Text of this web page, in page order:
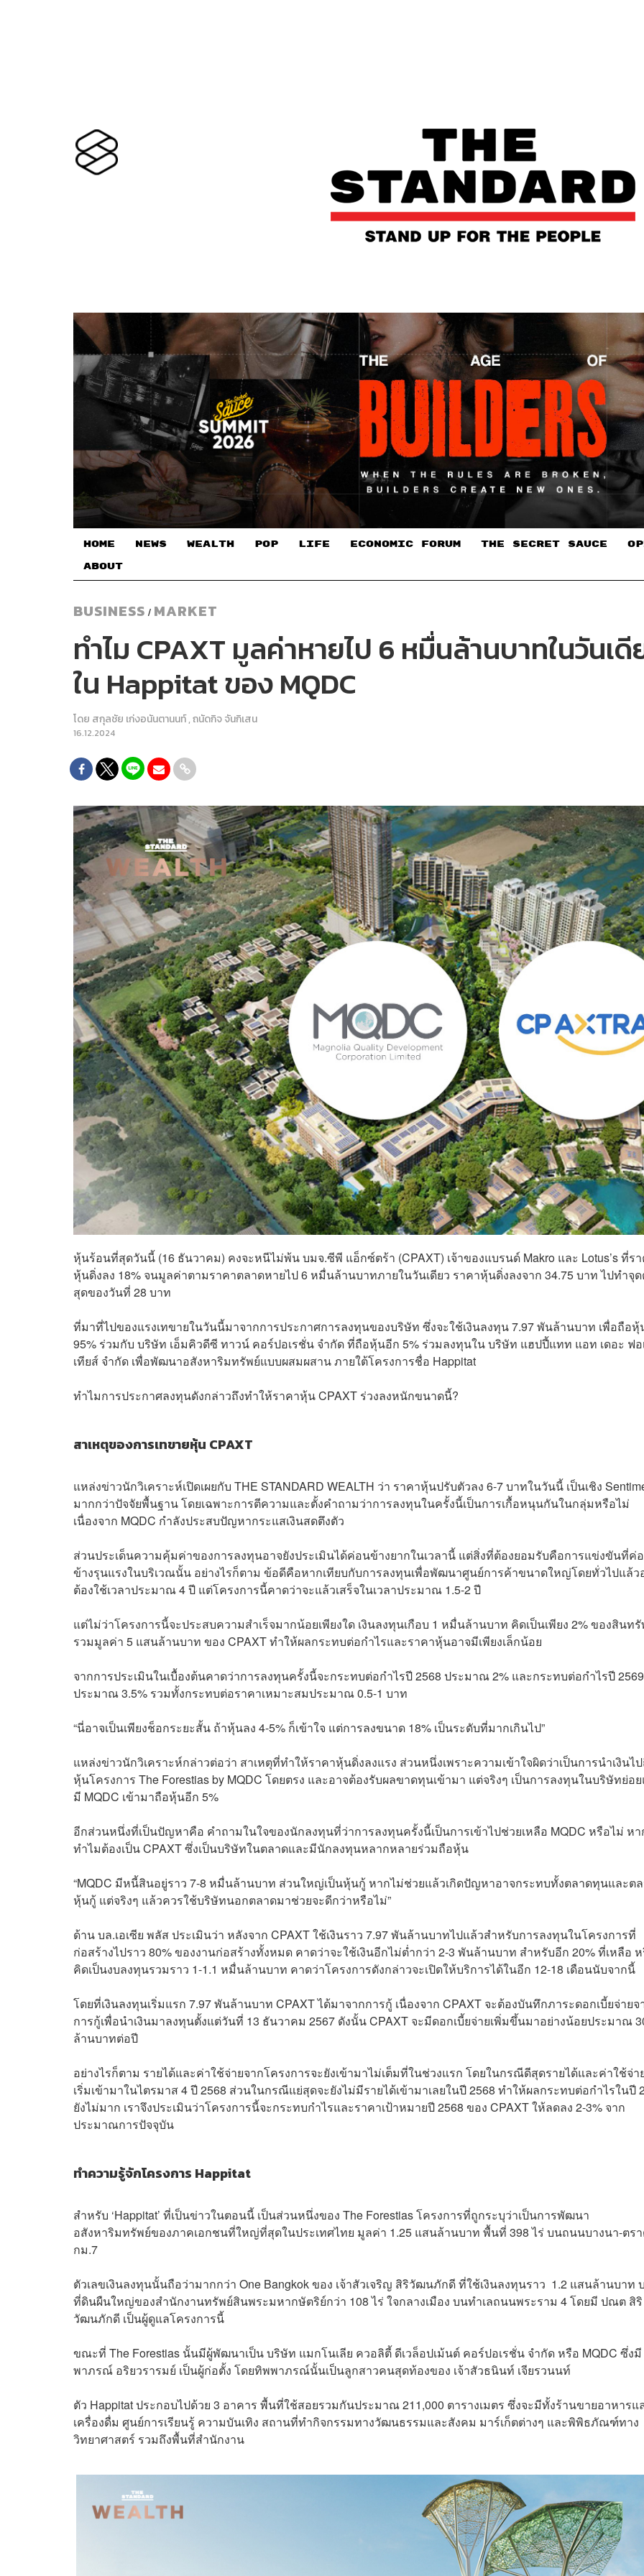
HOME NEWS WEALTH POP LIFE ECONOMIC FORUM THE SECRET SAUCE​
ABOUT
BUSINESS / MARKET
ทำไม CPAXT มูลค่าหายไป 6 หมื่นล้านบาทในวันเ
ใน Happitat ของ MQDC
โดย สกุลชัย เก่งอนันตานนท์,ถนัดกิจ จันกิเสน
16.12.2024
หุ้นร้อนที่สุดวันนี้ (16 ธันวาคม) คงจะหนีไม่พ้น บมจ.ซีพี แอ็กซ์ตร้า (CPAXT) เจ้าของแบรนด์ Makro และ Lotus’s ที่ร
หุ้นดิ่งลง 18% จนมูลค่าตามราคาตลาดหายไป 6 หมื่นล้านบาทภายในวันเดียว ราคาหุ้นดิ่งลงจาก 34.75 บาท ไปทำจุ
สุดของวันที่ 28 บาท
ที่มาที่ไปของแรงเทขายในวันนี้มาจากการประกาศการลงทุนของบริษัท ซึ่งจะใช้เงินลงทุน 7.97 พันล้านบาท เพื่อถือหุ้
95% ร่วมกับ บริษัท เอ็มคิวดีซี ทาวน์ คอร์ปอเรชั่น จำกัด ที่ถือหุ้นอีก 5% ร่วมลงทุนใน บริษัท แฮปปี้แทท แอท เดอะ ฟอ
เทียส์ จำกัด เพื่อพัฒนาอสังหาริมทรัพย์แบบผสมผสาน ภายใต้โครงการชื่อ Happitat
ทำไมการประกาศลงทุนดังกล่าวถึงทำให้ราคาหุ้น CPAXT ร่วงลงหนักขนาดนี้?
สาเหตุของการเทขายหุ้น CPAXT
แหล่งข่าวนักวิเคราะห์เปิดเผยกับ THE STANDARD WEALTH ว่า ราคาหุ้นปรับตัวลง 6-7 บาทในวันนี้ เป็นเชิง
มากกว่าปัจจัยพื้นฐาน โดยเฉพาะการตีความและตั้งคำถามว่าการลงทุนในครั้งนี้เป็นการเกื้อหนุนกันในกลุ่มหรือไม่
เนื่องจาก MQDC กำลังประสบปัญหากระแสเงินสดตึงตัว
ส่วนประเด็นความคุ้มค่าของการลงทุนอาจยังประเมินได้ค่อนข้างยากในเวลานี้ แต่สิ่งที่ต้องยอมรับคือการแข่งขันที่ค่
ข้างรุนแรงในบริเวณนั้น อย่างไรก็ตาม ข้อดีคือหากเทียบกับการลงทุนเพื่อพัฒนาศูนย์การค้าขนาดใหญ่โดยทั่วไปแล้ว
ต้องใช้เวลาประมาณ 4 ปี แต่โครงการนี้คาดว่าจะแล้วเสร็จในเวลาประมาณ 1.5-2 ปี
แต่ไม่ว่าโครงการนี้จะประสบความสำเร็จมากน้อยเพียงใด เงินลงทุนเกือบ 1 หมื่นล้านบาท คิดเป็นเพียง 2% ของสินท
รวมมูลค่า 5 แสนล้านบาท ของ CPAXT ทำให้ผลกระทบต่อกำไรและราคาหุ้นอาจมีเพียงเล็กน้อย
จากการประเมินในเบื้องต้นคาดว่าการลงทุนครั้งนี้จะกระทบต่อกำไรปี 2568 ประมาณ 2% และกระทบต่อกำไรปี 2569
ประมาณ 3.5% รวมทั้งกระทบต่อราคาเหมาะสมประมาณ 0.5-1 บาท
“นี่อาจเป็นเพียงช็อกระยะสั้น ถ้าหุ้นลง 4-5% ก็เข้าใจ แต่การลงขนาด 18% เป็นระดับที่มากเกินไป”
แหล่งข่าวนักวิเคราะห์กล่าวต่อว่า สาเหตุที่ทำให้ราคาหุ้นดิ่งลงแรง ส่วนหนึ่งเพราะความเข้าใจผิดว่าเป็นการนำเงินไ
หุ้นโครงการ The Forestias by MQDC โดยตรง และอาจต้องรับผลขาดทุนเข้ามา แต่จริงๆ เป็นการลงทุนในบริษัทย่อ
มี MQDC เข้ามาถือหุ้นอีก 5%
อีกส่วนหนึ่งที่เป็นปัญหาคือ คำถามในใจของนักลงทุนที่ว่าการลงทุนครั้งนี้เป็นการเข้าไปช่วยเหลือ MQDC หรือไม่ หา
ทำไมต้องเป็น CPAXT ซึ่งเป็นบริษัทในตลาดและมีนักลงทุนหลากหลายร่วมถือหุ้น
“MQDC มีหนี้สินอยู่ราว 7-8 หมื่นล้านบาท ส่วนใหญ่เป็นหุ้นกู้ หากไม่ช่วยแล้วเกิดปัญหาอาจกระทบทั้งตลาดทุนและต
หุ้นกู้ แต่จริงๆ แล้วควรใช้บริษัทนอกตลาดมาช่วยจะดีกว่าหรือไม่”
ด้าน บล.เอเซีย พลัส ประเมินว่า หลังจาก CPAXT ใช้เงินราว 7.97 พันล้านบาทไปแล้วสำหรับการลงทุนในโครงการที่
ก่อสร้างไปราว 80% ของงานก่อสร้างทั้งหมด คาดว่าจะใช้เงินอีกไม่ต่ำกว่า 2-3 พันล้านบาท สำหรับอีก 20% ที่เหลือ
คิดเป็นงบลงทุนรวมราว 1-1.1 หมื่นล้านบาท คาดว่าโครงการดังกล่าวจะเปิดให้บริการได้ในอีก 12-18 เดือนนับจากนี้
โดยที่เงินลงทุนเริ่มแรก 7.97 พันล้านบาท CPAXT ได้มาจากการกู้ เนื่องจาก CPAXT จะต้องบันทึกภาระดอกเบี้ยจ่ายจ
การกู้เพื่อนำเงินมาลงทุนตั้งแต่วันที่ 13 ธันวาคม 2567 ดังนั้น CPAXT จะมีดอกเบี้ยจ่ายเพิ่มขึ้นมาอย่างน้อยประมาณ
ล้านบาทต่อปี
อย่างไรก็ตาม รายได้และค่าใช้จ่ายจากโครงการจะยังเข้ามาไม่เต็มที่ในช่วงแรก โดยในกรณีดีสุดรายได้และค่าใช้จ่า
เริ่มเข้ามาในไตรมาส 4 ปี 2568 ส่วนในกรณีแย่สุดจะยังไม่มีรายได้เข้ามาเลยในปี 2568 ทำให้ผลกระทบต่อกำไรในปี
ยังไม่มาก เราจึงประเมินว่าโครงการนี้จะกระทบกำไรและราคาเป้าหมายปี 2568 ของ CPAXT ให้ลดลง 2-3% จาก
ประมาณการปัจจุบัน
ทำความรู้จักโครงการ Happitat
สำหรับ ‘Happitat’ ที่เป็นข่าวในตอนนี้ เป็นส่วนหนึ่งของ The Forestias โครงการที่ถูกระบุว่าเป็นการพัฒนา
อสังหาริมทรัพย์ของภาคเอกชนที่ใหญ่ที่สุดในประเทศไทย มูลค่า 1.25 แสนล้านบาท พื้นที่ 398 ไร่ บนถนนบางนา-ตร
กม.7
ตัวเลขเงินลงทุนนั้นถือว่ามากกว่า One Bangkok ของ เจ้าสัวเจริญ สิริวัฒนภักดี ที่ใช้เงินลงทุนราว 1.2 แสนล้านบาท
ที่ดินผืนใหญ่ของสำนักงานทรัพย์สินพระมหากษัตริย์กว่า 108 ไร่ ใจกลางเมือง บนทำเลถนนพระราม 4 โดยมี ปณต สิริ
วัฒนภักดี เป็นผู้ดูแลโครงการนี้
ขณะที่ The Forestias นั้นมีผู้พัฒนาเป็น บริษัท แมกโนเลีย ควอลิตี้ ดีเวล็อปเม้นต์ คอร์ปอเรชั่น จำกัด หรือ MQDC ซึ่ง
พาภรณ์ อริยวรารมย์ เป็นผู้ก่อตั้ง โดยทิพพาภรณ์นั้นเป็นลูกสาวคนสุดท้องของ เจ้าสัวธนินท์ เจียรวนนท์
ตัว Happitat ประกอบไปด้วย 3 อาคาร พื้นที่ใช้สอยรวมกันประมาณ 211,000 ตารางเมตร ซึ่งจะมีทั้งร้านขายอาหารแ
เครื่องดื่ม ศูนย์การเรียนรู้ ความบันเทิง สถานที่ทำกิจกรรมทางวัฒนธรรมและสังคม มาร์เก็ตต่างๆ และพิพิธภัณฑ์ทาง
วิทยาศาสตร์ รวมถึงพื้นที่สำนักงาน